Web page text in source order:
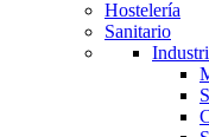
Hostelería
Sanitario